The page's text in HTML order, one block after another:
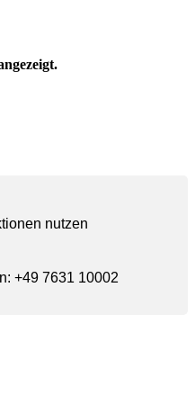
nutzen
+49 7631 10002